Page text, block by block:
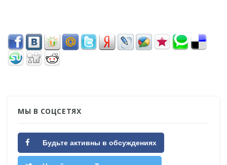
МЫ В СОЦСЕТЯХ
Будьте активны в обсуждениях